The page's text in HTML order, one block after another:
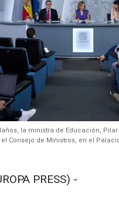
la ministra de Educación,
Consejo de Ministros, en el
PRESS) -